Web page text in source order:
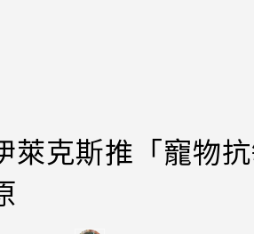
萊克斯推「寵物